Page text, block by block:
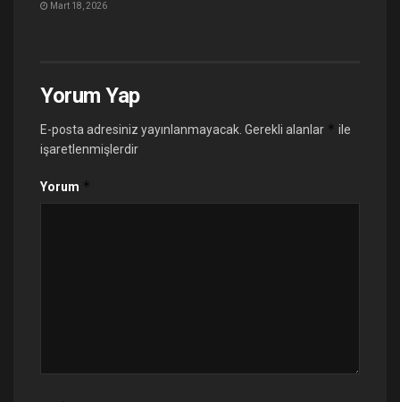
Mart 18, 2026
Yorum Yap
E-posta adresiniz yayınlanmayacak. Gerekli alanlar * ile
işaretlenmişlerdir
Yorum *